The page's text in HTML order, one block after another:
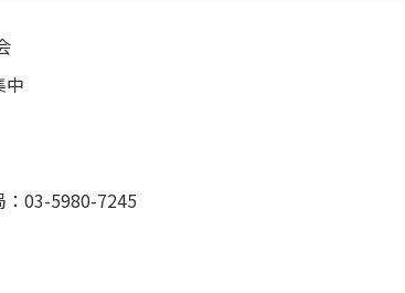
中
03-5980-7245